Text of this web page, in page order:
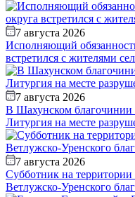
7 августа 2026
Исполняющий
встретился с жителями
7 августа 2026
В Шахунском благочинии
Литургия на месте
7 августа 2026
Субботник на территории
Ветлужско-Уренского